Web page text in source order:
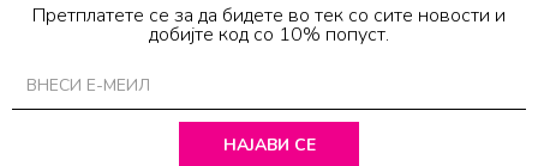
Претплатете се за да бидете во тек со сите новости и
добијте код со 10% попуст.
НАЈАВИ СЕ